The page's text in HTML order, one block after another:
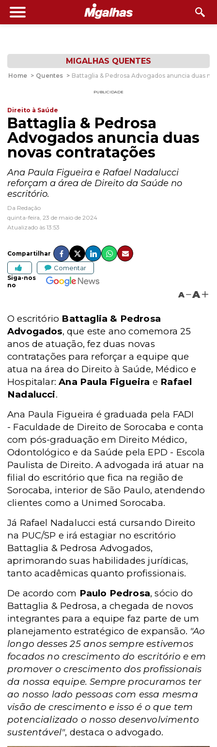
MIGALHAS QUENTES
Home > Quentes > Battaglia & Pedrosa Advogados anuncia duas
PUBLICIDADE
Direito à Saúde
Battaglia & Pedrosa
Advogados anuncia duas
novas contratações
Ana Paula Figueira e Rafael Nadalucci
reforçam a área de Direito da Saúde no
escritório.
Da Redação
quinta-feira, 23 de maio de 2024
Atualizado às 13:53
Compartilhar
Comentar
Siga-nos
no
A A
O escritório Battaglia & Pedrosa
Advogados, que este ano comemora 25
anos de atuação, fez duas novas
contratações para reforçar a equipe que
atua na área do Direito à Saúde, Médico e
Hospitalar:Ana Paula Figueira e Rafael
Nadalucci.
Ana Paula Figueira é graduada pela FADI
- Faculdade de Direito de Sorocaba e conta
com pós-graduação em Direito Médico,
Odontológico e da Saúde pela EPD - Escola
Paulista de Direito. A advogada irá atuar na
filial do escritório que fica na região de
Sorocaba, interior de São Paulo, atendendo
clientes como a Unimed Sorocaba.
Já Rafael Nadalucci está cursando Direito
na PUC/SP e irá estagiar no escritório
Battaglia & Pedrosa Advogados,
aprimorando suas habilidades jurídicas,
tanto acadêmicas quanto profissionais.
De acordo com Paulo Pedrosa, sócio do
Battaglia & Pedrosa, a chegada de novos
integrantes para a equipe faz parte de um
planejamento estratégico de expansão. "Ao
longo desses 25 anos sempre estivemos
focados no crescimento do escritório e em
promover o crescimento dos profissionais
da nossa equipe. Sempre procuramos ter
ao nosso lado pessoas com essa mesma
visão de crescimento e isso é o que tem
potencializado o nosso desenvolvimento
sustentável", destaca o advogado.